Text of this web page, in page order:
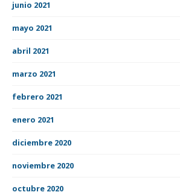
junio 2021
mayo 2021
abril 2021
marzo 2021
febrero 2021
enero 2021
diciembre 2020
noviembre 2020
octubre 2020